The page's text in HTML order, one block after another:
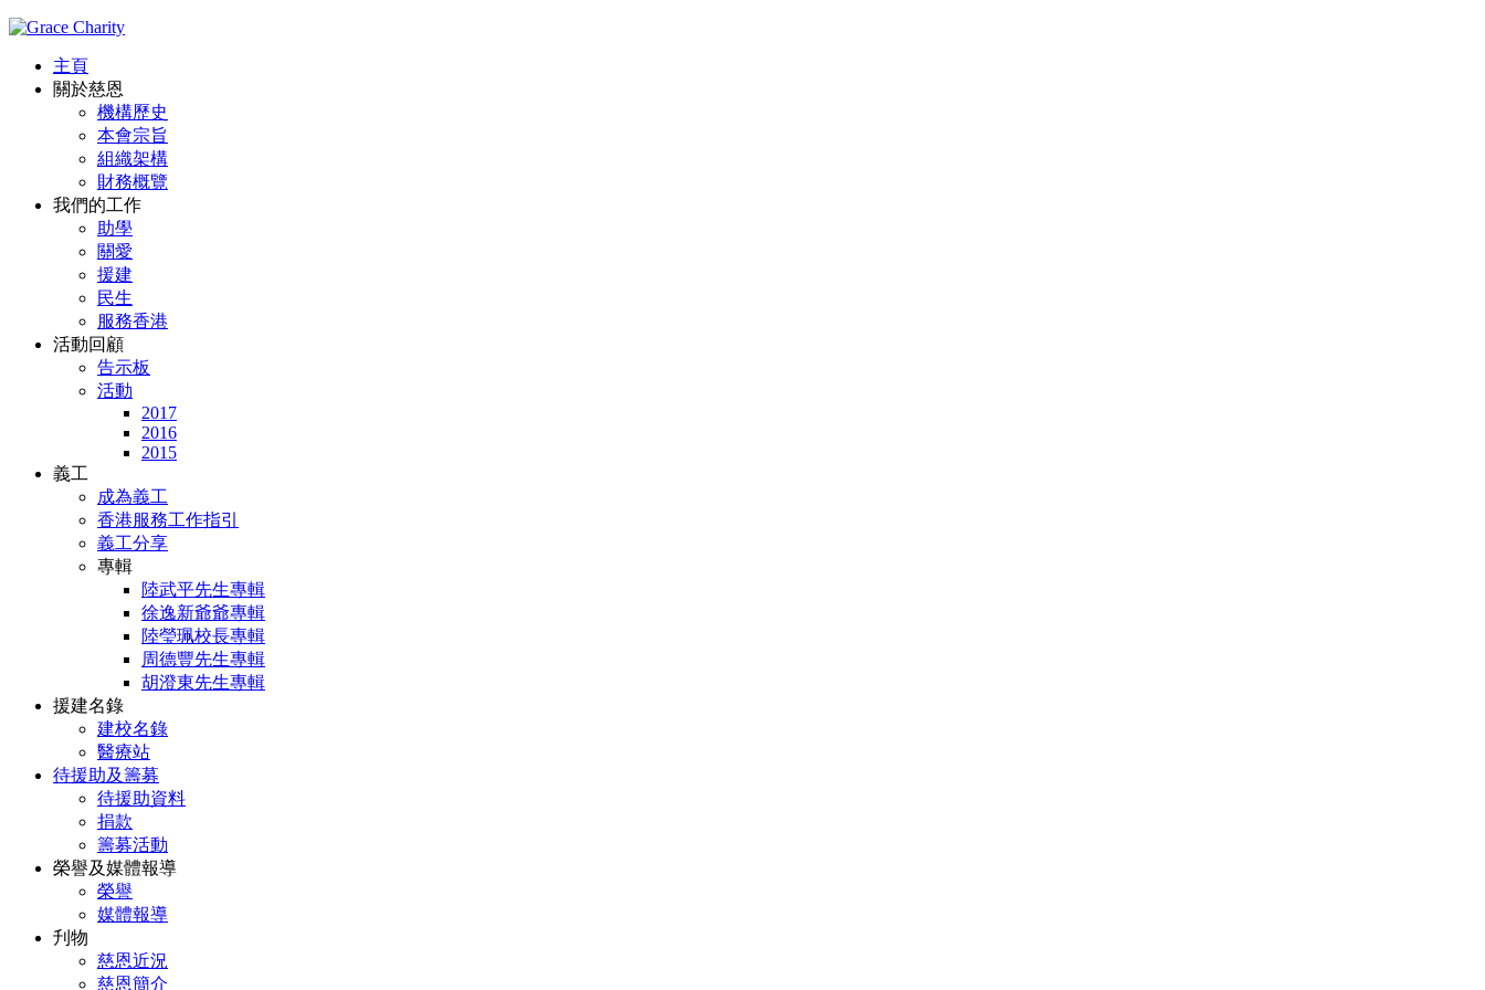
主頁
關於慈恩
機構歷史
本會宗旨
組織架構
財務概覽
我們的工作
助學
關愛
援建
民生
服務香港
活動回顧
告示板
活動
2017
2016
2015
義工
成為義工
香港服務工作指引
義工分享
專輯
陸武平先生專輯
徐逸新爺爺專輯
陸瑩珮校長專輯
周德豐先生專輯
胡澄東先生專輯
援建名錄
建校名錄
醫療站
待援助及籌募
待援助資料
捐款
籌募活動
榮譽及媒體報導
榮譽
媒體報導
刋物
慈恩近況
慈恩簡介